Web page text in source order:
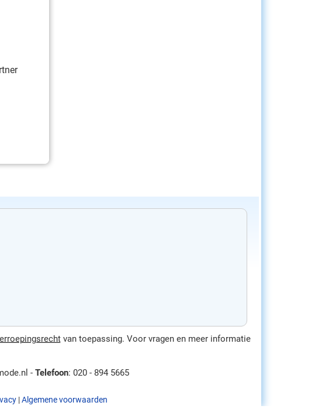
van toepassing. Voor vragen en meer informatie
- Telefoon: 020 - 894 5665
|Algemene voorwaarden